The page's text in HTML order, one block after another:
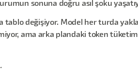
sonuna doğru asıl şoku
tablo değişiyor. Model her turda
ama arka plandaki token